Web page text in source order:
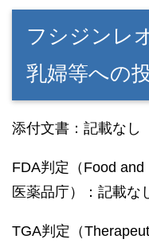
フシジンレ
乳婦等への
添付文書：記載なし
FDA判定（Food
医薬品庁）：記載な
TGA判定（